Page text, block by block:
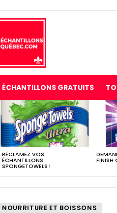
ÉCHANTILLONS GRATUITS
DERNIERS
ÉCHANTILLONS
RÉCLAMEZ VOS
ÉCHANTILLONS
SPONGETOWELS !
FINISH
NOURRITURE ET BOISSONS